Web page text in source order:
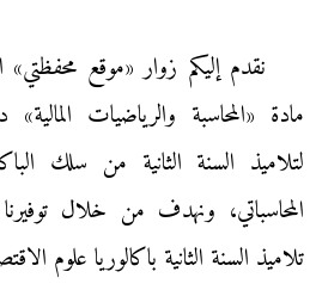
نقدم إليكم زوار «موقع محفظتي»
لتلاميذ السنة الثانية من سلك
المحاسباتي، ونهدف من خلال
تلاميذ السنة الثانية باكالوريا علوم